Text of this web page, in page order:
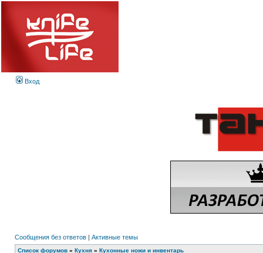
Вход
Сообщения без ответов | Активные темы
Список форумов » Кухня » Кухонные ножи и инвентарь